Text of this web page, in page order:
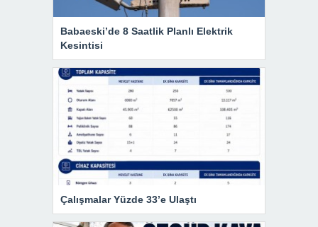
Babaeski’de 8 Saatlik Planlı Elektrik
Kesintisi
Çalışmalar Yüzde 33’e Ulaştı